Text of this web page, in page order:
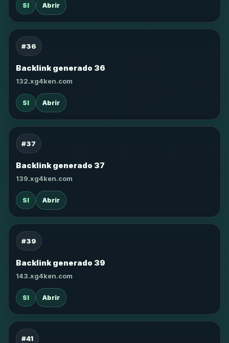
SI Abrir
#36
Backlink generado 36
132.xg4ken.com
SI Abrir
#37
Backlink generado 37
139.xg4ken.com
SI Abrir
#39
Backlink generado 39
143.xg4ken.com
SI Abrir
#41